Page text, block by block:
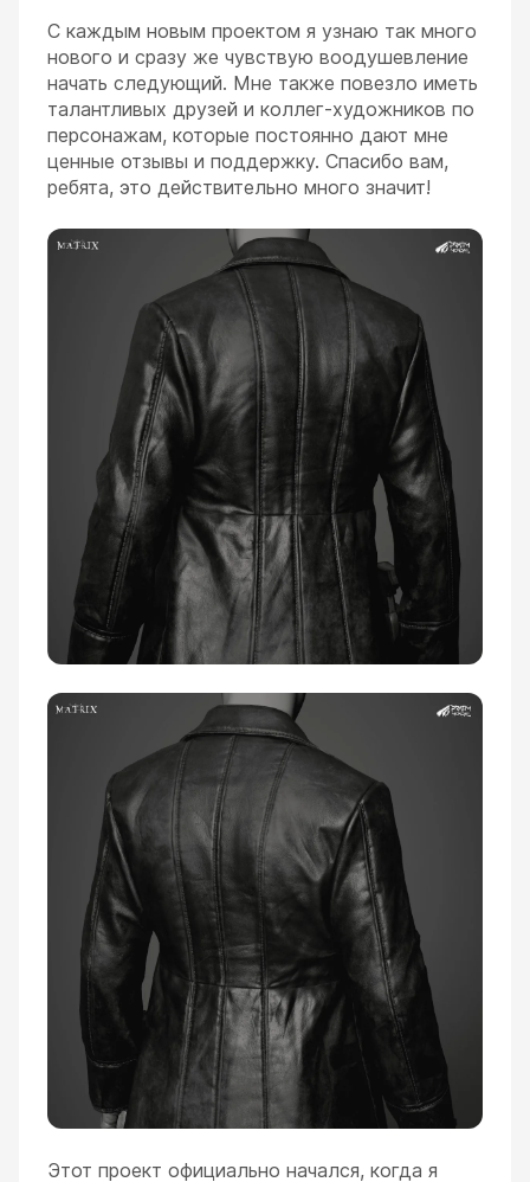
С каждым новым проектом я узнаю так много
нового и сразу же чувствую воодушевление
начать следующий. Мне также повезло иметь
талантливых друзей и коллег-художников по
персонажам, которые постоянно дают мне
ценные отзывы и поддержку. Спасибо вам,
ребята, это действительно много значит!
Этот проект официально начался, когда я